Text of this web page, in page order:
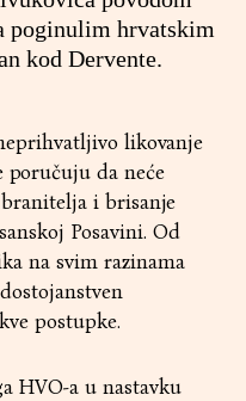
poginulim hrvatskim
kod Dervente.
likovanje
poručuju da neće
i brisanje
Posavini. Od
na svim razinama
postupke.
HVO-a u nastavku